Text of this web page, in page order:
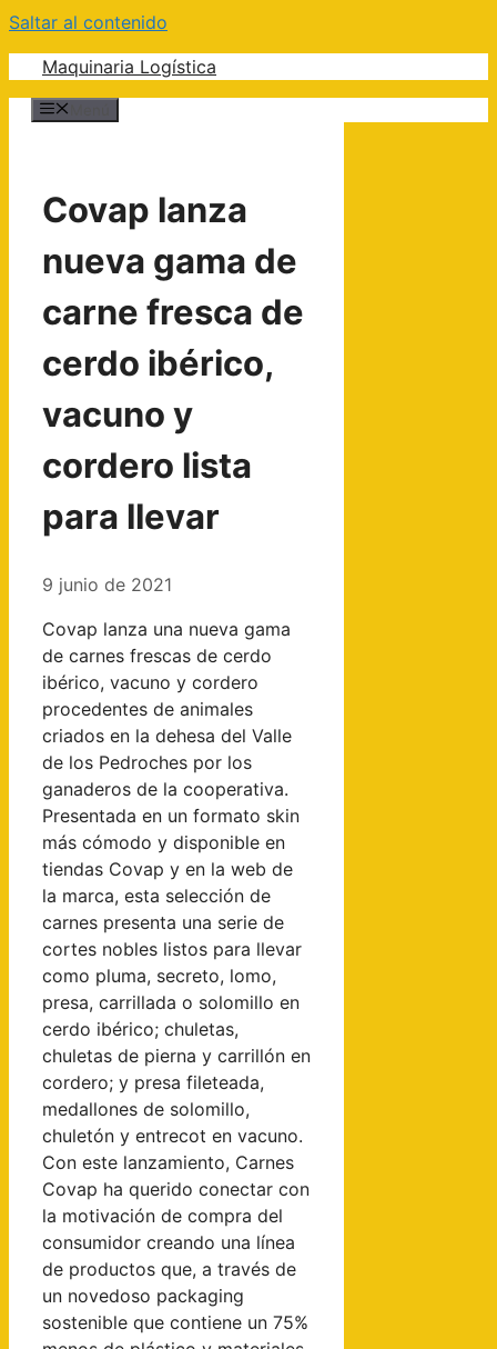
Saltar al contenido
Maquinaria Logística
Covap lanza
nueva gama de
carne fresca de
cerdo ibérico,
vacuno y
cordero lista
para llevar
9 junio de 2021
Covap lanza una nueva gama
de carnes frescas de cerdo
ibérico, vacuno y cordero
procedentes de animales
criados en la dehesa del Valle
de los Pedroches por los
ganaderos de la cooperativa.
Presentada en un formato skin
más cómodo y disponible en
tiendas Covap y en la web de
la marca, esta selección de
carnes presenta una serie de
cortes nobles listos para llevar
como pluma, secreto, lomo,
presa, carrillada o solomillo en
cerdo ibérico; chuletas,
chuletas de pierna y carrillón en
cordero; y presa fileteada,
medallones de solomillo,
chuletón y entrecot en vacuno.
Con este lanzamiento, Carnes
Covap ha querido conectar con
la motivación de compra del
consumidor creando una línea
de productos que, a través de
un novedoso packaging
sostenible que contiene un 75%